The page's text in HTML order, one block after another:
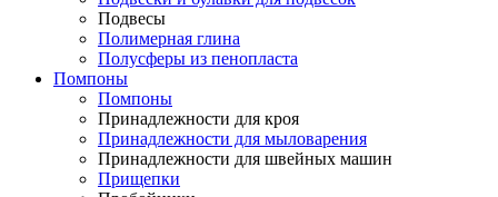
Подвесы
Полимерная глина
Полусферы из пенопласта
Помпоны
Помпоны
Принадлежности для кроя
Принадлежности для мыловарения
Принадлежности для швейных машин
Прищепки